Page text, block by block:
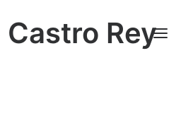
Rey
secreto,